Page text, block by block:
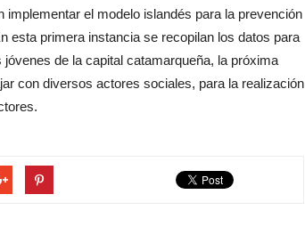
el modelo islandés para la prevención
esta primera instancia se recopilan los datos para
de la capital catamarqueña, la próxima
con diversos actores sociales, para la realización